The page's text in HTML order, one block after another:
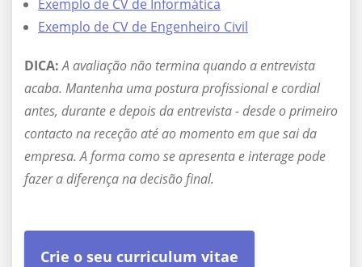
Exemplo de CV de Informática
Exemplo de CV de Engenheiro Civil
DICA:A avaliação não termina quando a entrevista
acaba. Mantenha uma postura profissional e cordial
antes, durante e depois da entrevista - desde o primeiro
contacto na receção até ao momento em que sai da
empresa. A forma como se apresenta e interage pode
fazer a diferença na decisão final.
Crie o seu curriculum vitae